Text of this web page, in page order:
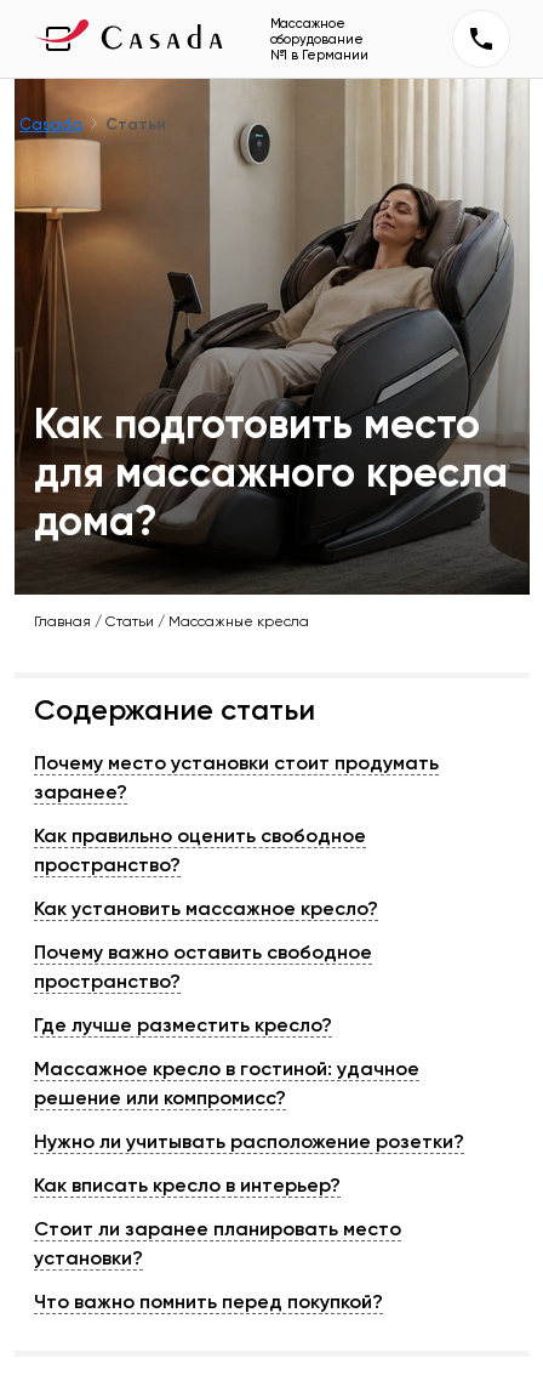
Массажное
оборудование
№1 в Германии
Casada Статьи
Как подготовить место
для массажного кресла
дома?
Главная / Статьи / Массажные кресла
Содержание статьи
Почему место установки стоит продумать
заранее?
Как правильно оценить свободное
пространство?
Как установить массажное кресло?
Почему важно оставить свободное
пространство?
Где лучше разместить кресло?
Массажное кресло в гостиной: удачное
решение или компромисс?
Нужно ли учитывать расположение розетки?
Как вписать кресло в интерьер?
Стоит ли заранее планировать место
установки?
Что важно помнить перед покупкой?